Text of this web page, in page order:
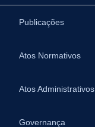
Publicações
Atos Normativos
Atos Administrativos
Governança